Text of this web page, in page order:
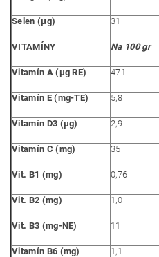
Selen (µg) 31
VITAMÍNY Na 100 gr
Vitamín A (µg RE) 471
Vitamín E (mg-TE) 5,8
Vitamín D3 (µg) 2,9
Vitamín C (mg) 35
Vit. B1 (mg) 0,76
Vit. B2 (mg) 1,0
Vit. B3 (mg-NE) 11
Vitamín B6 (mg) 1,1